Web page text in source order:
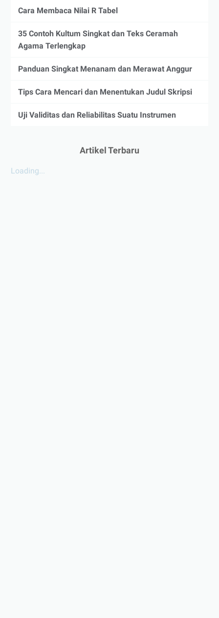
Cara Membaca Nilai R Tabel
35 Contoh Kultum Singkat dan Teks Ceramah
Agama Terlengkap
Panduan Singkat Menanam dan Merawat Anggur
Tips Cara Mencari dan Menentukan Judul Skripsi
Uji Validitas dan Reliabilitas Suatu Instrumen
Artikel Terbaru
Loading...